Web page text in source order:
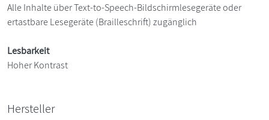
Alle Inhalte über Text-to-Speech-Bildschirmlesegeräte oder
ertastbare Lesegeräte (Brailleschrift) zugänglich
Lesbarkeit
Hoher Kontrast
Hersteller